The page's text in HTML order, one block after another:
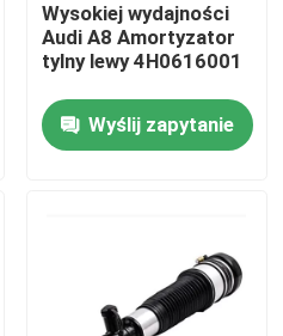
Wysokiej wydajności
Audi A8 Amortyzator
tylny lewy 4H0616001
Wyślij zapytanie